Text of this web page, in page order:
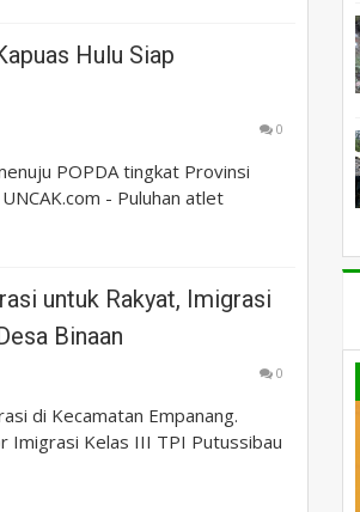
Hulu Siap
0
POPDA tingkat Provinsi
- Puluhan atlet
untuk Rakyat, Imigrasi
Binaan
0
di Kecamatan Empanang.
Imigrasi Kelas III TPI Putussibau